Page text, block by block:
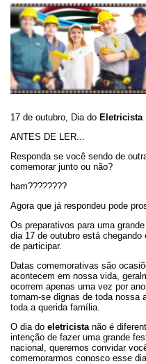
17 de outubro, Dia do Eletricista
ANTES DE LER...
Responda se você sendo de
comemorar junto ou não?
ham????????
Agora que já respondeu pode
Os preparativos para uma
dia 17 de outubro está
de participar.
Datas comemorativas são
acontecem em nossa vida,
ocorrem apenas uma vez por
tornam-se dignas de toda nossa
toda a querida família.
O dia do eletricista não é
intenção de fazer uma grande
nacional, queremos convidar
comemorarmos conosco esse